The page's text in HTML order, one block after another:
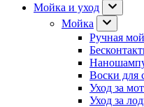
Мойка и уход
Мойка
Ручная
Воски для
Уход за
Уход за